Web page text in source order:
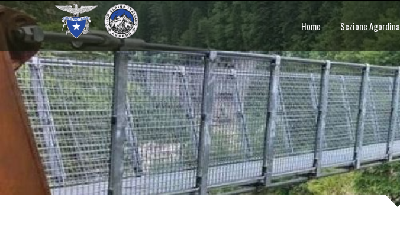
Home Sezione Agordina